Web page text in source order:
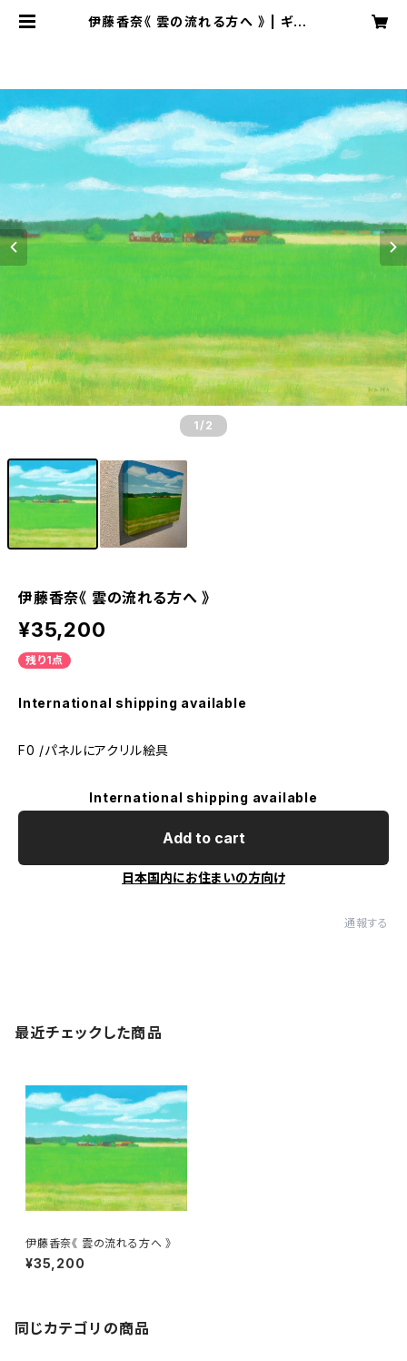
伊藤香奈《 雲の流れる方へ 》 | ギャラ
1 /2
伊藤香奈《 雲の流れる方へ 》
¥35,200
残り1点
International shipping available
F0 /パネルにアクリル絵具
International shipping available
Add to cart
日本国内にお住まいの方向け
通報する
最近チェックした商品
伊藤香奈《 雲の流れる方へ 》
¥35,200
同じカテゴリの商品